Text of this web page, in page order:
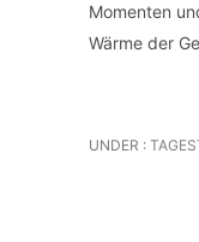
Momenten
Wärme der
UNDER :